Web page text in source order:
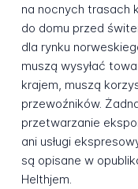
na nocnych trasach
do domu przed
dla rynku
muszą wysyłać
krajem, muszą
przewoźników.
przetwarzanie
ani usługi
są opisane w
Helthjem.